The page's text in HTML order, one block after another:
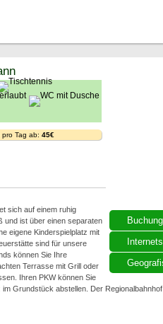
pro Tag ab: 45€
sich auf einem ruhig
und ist über einen separaten
eigene Kinderspielplatz mit
sind für unsere
können Sie Ihre
Terrasse mit Grill oder
Ihren PKW können Sie
Grundstück abstellen. Der Regionalbahnhof